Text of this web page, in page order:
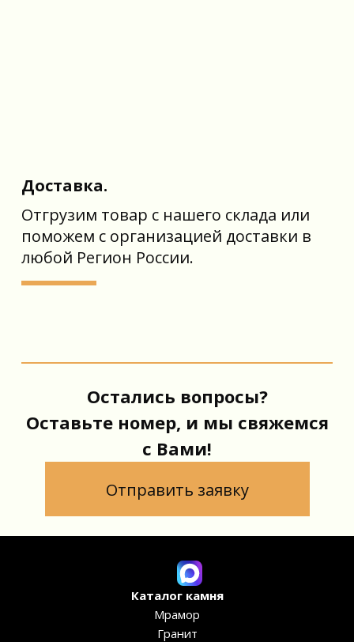
Доставка.
Отгрузим товар с нашего склада или
поможем с организацией доставки в
любой Регион России.
Остались вопросы?
Оставьте номер, и мы свяжемся
с Вами!
Отправить заявку
Каталог камня
Мрамор
Гранит